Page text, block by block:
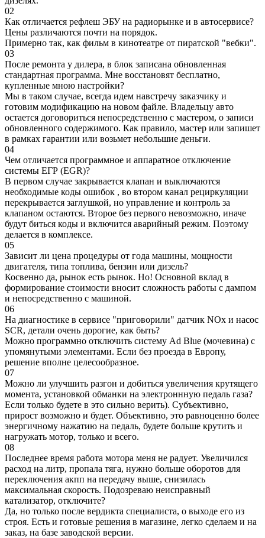
02
Как отличается рефлеш ЭБУ на радиорынке и в автосервисе?
Цены различаются почти на порядок.
Примерно так, как фильм в кинотеатре от пиратской "вебки".
03
После ремонта у дилера, в блок записана обновленная
стандартная программа. Мне восстановят бесплатно,
купленные мною настройки?
Мы в таком случае, всегда идем навстречу заказчику и
готовим модификацию на новом файле. Владельцу авто
остается договориться непосредственно с мастером, о записи
обновленного содержимого. Как правило, мастер или запишет
в рамках гарантии или возьмет небольшие деньги.
04
Чем отличается программное и аппаратное отключение
системы ЕГР (EGR)?
В первом случае закрывается клапан и выключаются
необходимые коды ошибок , во втором канал рециркуляции
перекрывается заглушкой, но управление и контроль за
клапаном остаются. Второе без первого невозможно, иначе
будут биться коды и включится аварийный режим. Поэтому
делается в комплексе.
05
Зависит ли цена процедуры от года машины, мощности
двигателя, типа топлива, бензин или дизель?
Косвенно да, рынок есть рынок. Но! Основной вклад в
формирование стоимости вносит сложность работы с дампом
и непосредственно с машиной.
06
На диагностике в сервисе "приговорили" датчик NOx и насос
SCR, детали очень дорогие, как быть?
Можно программно отключить систему Ad Blue (мочевина) с
упомянутыми элементами. Если без проезда в Европу,
решение вполне целесообразное.
07
Можно ли улучшить разгон и добиться увеличения крутящего
момента, установкой обманки на электроннную педаль газа?
Если только будете в это сильно верить). Субъективно,
прирост возможно и будет. Объективно, это равноценно более
энергичному нажатию на педаль, будете больше крутить и
нагружать мотор, только и всего.
08
Последнее время работа мотора меня не радует. Увеличился
расход на литр, пропала тяга, нужно больше оборотов для
переключения акпп на передачу выше, снизилась
максимальная скорость. Подозреваю неисправный
катализатор, отключите?
Да, но только после вердикта специалиста, о выходе его из
строя. Есть и готовые решения в магазине, легко сделаем и на
заказ, на базе заводской версии.